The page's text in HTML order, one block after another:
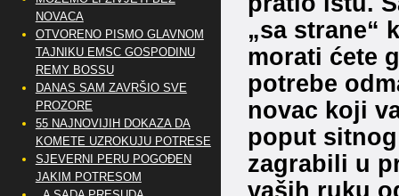
„sa strane“
morati ćete
potrebe
novac koji
poput
zagrabili u
vaših ruku
NOVACA
OTVORENO PISMO GLAVNOM
TAJNIKU EMSC GOSPODINU
REMY BOSSU
DANAS SAM ZAVRŠIO SVE
PROZORE
55 NAJNOVIJIH DOKAZA DA
KOMETE UZROKUJU POTRESE
SJEVERNI PERU POGOĐEN
JAKIM POTRESOM